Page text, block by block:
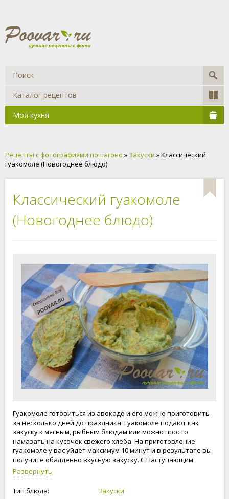
Каталог рецептов
Моя кухня
Рецепты с фотографиями пошагово » Закуски » Классический
гуакомоле (Новогоднее блюдо)
Классический гуакомоле
(Новогоднее блюдо)
Гуакомоле готовиться из авокадо и его можно приготовить
за несколько дней до праздника. Гуакомоле подают как
закуску к мясным, рыбным блюдам или можно просто
намазать на кусочек свежего хлеба. На приготовление
гуакомоле у вас уйдет максимум 10 минут и в результате вы
получите обалденно вкусную закуску. С Наступающим
Новым годом!
Развернуть
Тип блюда:
Закуски